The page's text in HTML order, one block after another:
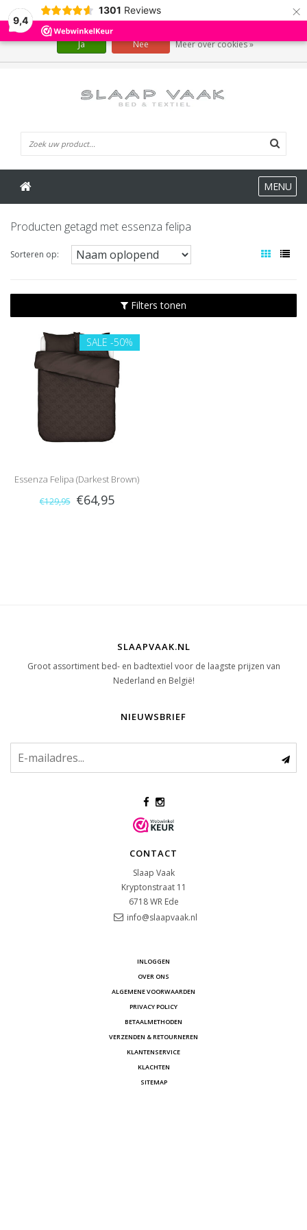
9,4
1301 Reviews ×
MENU
Producten getagd met essenza felipa
Sorteren op:
Filters tonen
SALE -50%
Essenza Felipa (Darkest Brown)
€129,95 €64,95
SLAAPVAAK.NL
Groot assortiment bed- en badtextiel voor de laagste prijzen van
Nederland en België!
NIEUWSBRIEF
CONTACT
Slaap Vaak
Kryptonstraat 11
6718 WR Ede
info@slaapvaak.nl
INLOGGEN
OVER ONS
ALGEMENE VOORWAARDEN
PRIVACY POLICY
BETAALMETHODEN
VERZENDEN & RETOURNEREN
KLANTENSERVICE
KLACHTEN
SITEMAP
Wij slaan cookies op om onze website te verbeteren. Is dat akkoord?
Ja Nee Meer over cookies »